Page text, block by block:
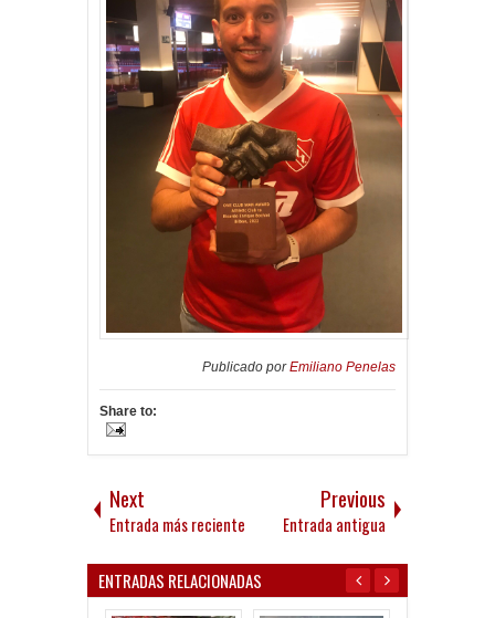
Publicado porEmiliano Penelas
Share to:
Next
Entrada más reciente
Previous
Entrada antigua
ENTRADAS RELACIONADAS